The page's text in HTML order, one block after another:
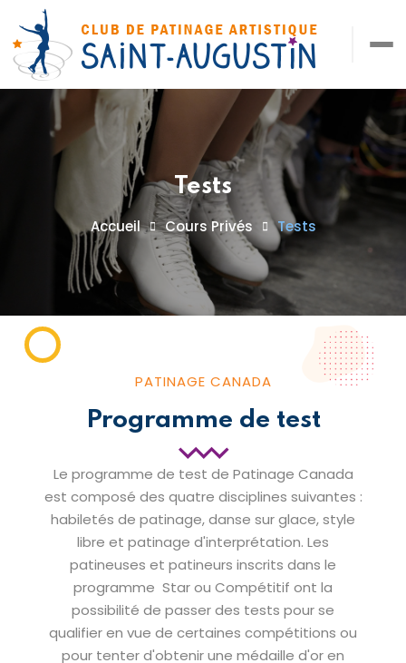
Tests
Accueil Cours Privés Tests
PATINAGE CANADA
Programme de test
Le programme de test de Patinage Canada
est composé des quatre disciplines suivantes :
habiletés de patinage, danse sur glace, style
libre et patinage d'interprétation. Les
patineuses et patineurs inscrits dans le
programme Star ou Compétitif ont la
possibilité de passer des tests pour se
qualifier en vue de certaines compétitions ou
pour tenter d'obtenir une médaille d'or en